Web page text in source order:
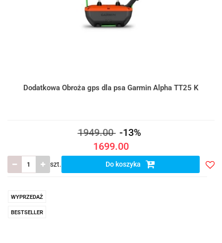
Dodatkowa Obroża gps dla psa Garmin Alpha TT25 K
1949.00 -13%
1699.00
szt. Do koszyka
WYPRZEDAŻ
BESTSELLER